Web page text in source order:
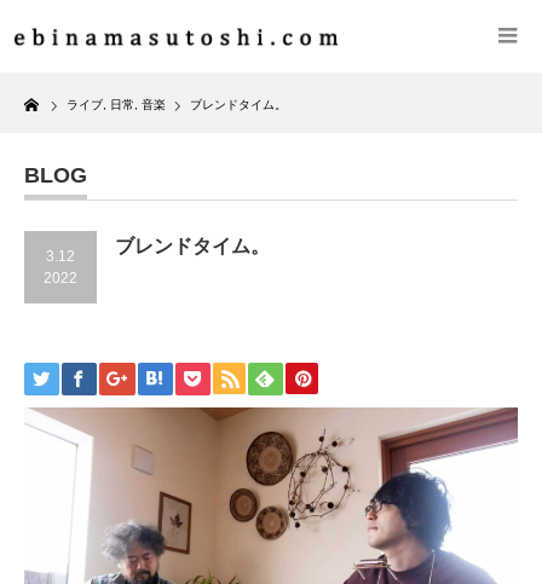
Home
ライブ 日常 音楽 ブレンドタイム。
BLOG
3.12
2022
ブレンドタイム。